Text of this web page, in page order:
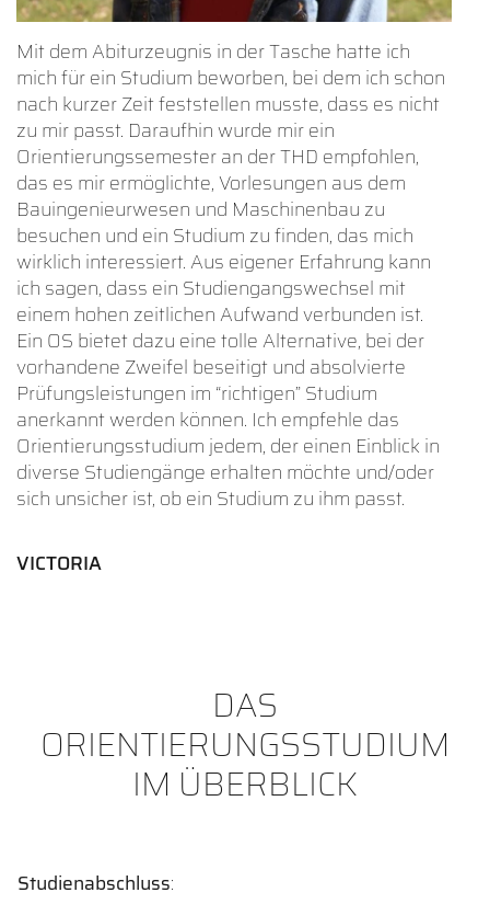
Mit dem Abiturzeugnis in der Tasche hatte ich
mich für ein Studium beworben, bei dem ich schon
nach kurzer Zeit feststellen musste, dass es nicht
zu mir passt. Daraufhin wurde mir ein
Orientierungssemester an der THD empfohlen,
das es mir ermöglichte, Vorlesungen aus dem
Bauingenieurwesen und Maschinenbau zu
besuchen und ein Studium zu finden, das mich
wirklich interessiert. Aus eigener Erfahrung kann
ich sagen, dass ein Studiengangswechsel mit
einem hohen zeitlichen Aufwand verbunden ist.
Ein OS bietet dazu eine tolle Alternative, bei der
vorhandene Zweifel beseitigt und absolvierte
Prüfungsleistungen im “richtigen” Studium
anerkannt werden können. Ich empfehle das
Orientierungsstudium jedem, der einen Einblick in
diverse Studiengänge erhalten möchte und/oder
sich unsicher ist, ob ein Studium zu ihm passt.
VICTORIA
DAS
ORIENTIERUNGSSTUDIUM
IM ÜBERBLICK
Studienabschluss: